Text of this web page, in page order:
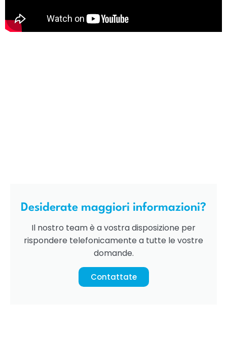
Desiderate maggiori informazioni?
Il nostro team è a vostra disposizione per
rispondere telefonicamente a tutte le vostre
domande.
Contattate